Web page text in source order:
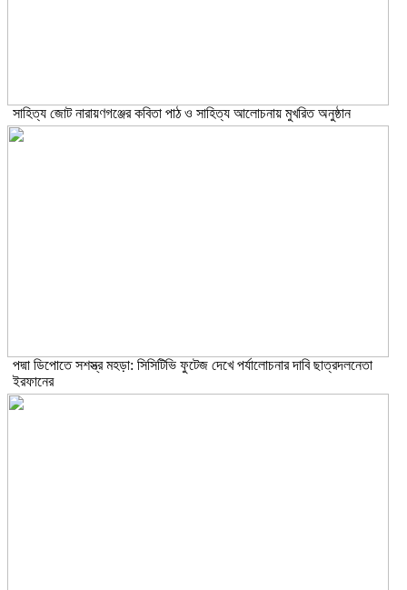
সাহিত্য জোট নারায়ণগঞ্জের কবিতা পাঠ ও সাহিত্য আলোচনায় মুখরিত অনুষ্ঠান
পদ্মা ডিপোতে সশস্ত্র মহড়া: সিসিটিভি ফুটেজ দেখে পর্যালোচনার দাবি ছাত্রদলনেতা
ইরফানের